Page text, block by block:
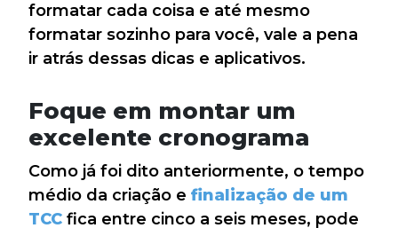
formatar cada coisa e até mesmo
formatar sozinho para você, vale a pena
ir atrás dessas dicas e aplicativos.
Foque em montar um
excelente cronograma
Como já foi dito anteriormente, o tempo
médio da criação e finalização de um
TCC fica entre cinco a seis meses, pode